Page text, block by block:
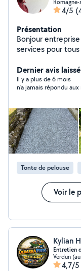
4/5
Présentation
Bonjour entreprise coco
services pour tous travaux Espace
N'attendez plus pour
et soigné Je me déplace dans un rayon de 80 autour de
Romagne sous
Dernier avis
Il y a plus de 6 mois
n'a jamais répondu
Tonte de pelouse
Voir le
Kylian
Entretien
Verdun
4,7/5